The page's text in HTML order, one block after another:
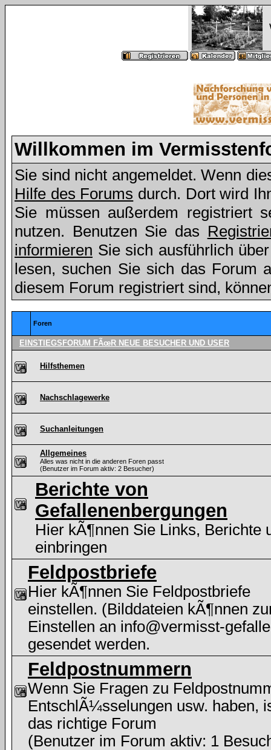
Willkommen im
Sie sind nicht angemeldet. Wenn
Hilfe des Forums durch. Dort wird
Sie müssen außerdem registriert
nutzen. Benutzen Sie das
informieren Sie sich ausführlich
lesen, suchen Sie sich das Forum
diesem Forum registriert sind,
Foren
EINSTIEGSFORUM FÃœR NEUE BESUCHER UND USER
Hilfsthemen
Nachschlagewerke
Suchanleitungen
Allgemeines
Alles was nicht in die anderen Foren passt
(Benutzer im Forum aktiv: 2 Besucher)
Berichte von
Gefallenenbergungen
Hier kÃ¶nnen Sie Links, Berichte
einbringen
Feldpostbriefe
Hier kÃ¶nnen Sie Feldpostbriefe
einstellen. (Bilddateien kÃ¶nnen
Einstellen an info@vermisst-
gesendet werden.
Feldpostnummern
Wenn Sie Fragen zu
EntschlÃ¼sselungen usw. haben,
das richtige Forum
(Benutzer im Forum aktiv: 1